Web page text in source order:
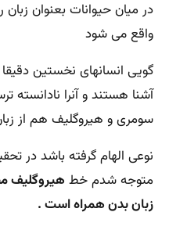
در میان حیوانات بعنوان زبان
واقع می شود
گویی انسانهای نخستین
آشنا هستند و آنرا
سومری و هیروگلیف هم از
نوعی الهام گرفته باشد در
متوجه شدم خط هیروگلیف
زبان بدن همراه است .